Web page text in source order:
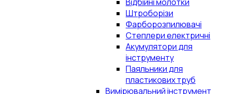
Штроборізи
Фарборозпилювачі
Степлери електричні
Акумулятори для
інструменту
Паяльники для
пластикових труб
Вимірювальний інструмент